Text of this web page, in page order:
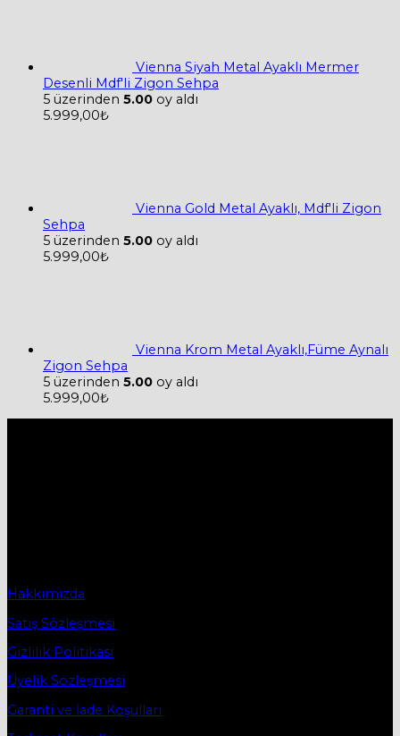
Vienna Siyah Metal Ayaklı Mermer
Desenli Mdf'li Zigon Sehpa
5 üzerinden 5.00 oy aldı
5.999,00₺
Vienna Gold Metal Ayaklı, Mdf'li Zigon
Sehpa
5 üzerinden 5.00 oy aldı
5.999,00₺
Vienna Krom Metal Ayaklı,Füme Aynalı
Zigon Sehpa
5 üzerinden 5.00 oy aldı
5.999,00₺
Hakkımızda
Satış Sözleşmesi
Gizlilik Politikası
Üyelik Sözleşmesi
Garanti ve İade Koşulları